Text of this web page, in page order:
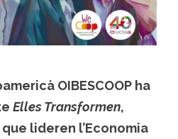
OIBESCOOP ha
Elles Transformen,
lideren l’Economia